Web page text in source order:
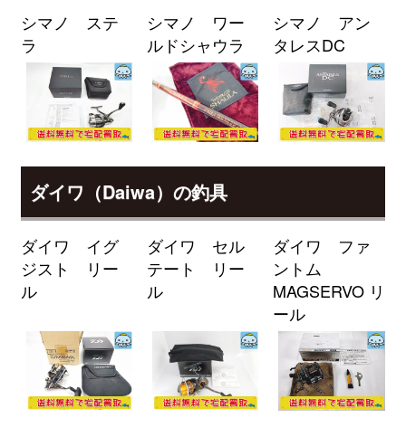
turi20260403
（2026/04/30迄）
ダイワ ロッド モアザン ワイズメ
ン AGS 130M-4 未使用
釣具買取クーポン
g-
turi20260404（2026/04/30迄）
24,000円
2026/04/04
ダイワ ロッド 25 モアザン 106M
J 未使用
釣具買取クーポン g-
turi20260405（2026/04/30迄）
24,000円
2026/04/04
ミヤマエ 電動リール コマンド X-
9SP 12V 未使用
釣具買取クーポン turi20260307-
60,000円
2026/03/07
ミヤマエ 電動リール ハイパワー
コマンド X6HP 12V 未使用
釣具買取クーポン
turi20260307-
02（2026/03/31迄）
24,000円
2026/03/07
シマノ ステ
ラ
シマノ ワー
ルドシャウラ
シマノ アン
タレスDC
ダイワ（Daiwa）の釣具
ダイワ イグ
ジスト リー
ル
ダイワ セル
テート リー
ル
ダイワ ファ
ントム
MAGSERVO リ
ール